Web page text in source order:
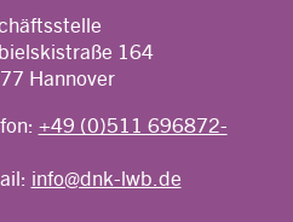
164
Hannover
+49 (0)511 696872-
info@dnk-lwb.de